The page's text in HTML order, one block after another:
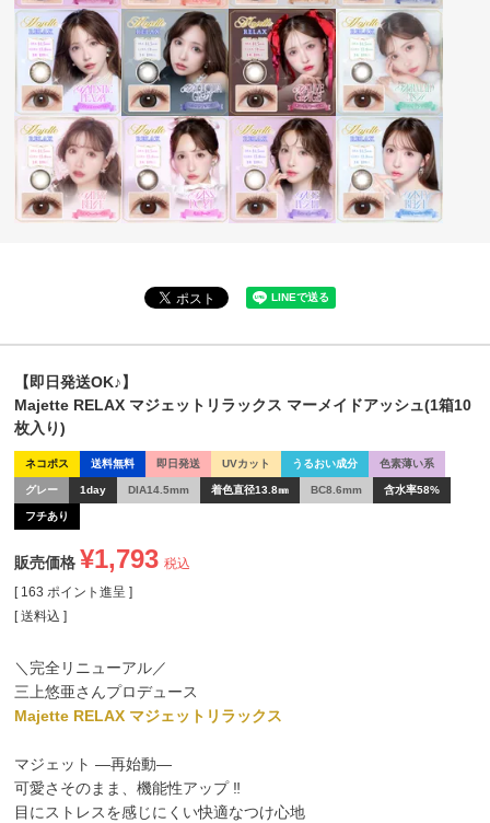
【即日発送OK♪】
Majette RELAX マジェットリラックス マーメイドアッシュ(1箱10
枚入り)
ネコポス 送料無料 即日発送 UVカット うるおい成分 色素薄い系
グレー 1day DIA14.5mm 着色直径13.8㎜ BC8.6mm 含水率58%
フチあり
販売価格 ¥1,793 税込
[ 163 ポイント進呈 ]
送料込
＼完全リニューアル／
三上悠亜さんプロデュース
Majette RELAX マジェットリラックス
マジェット ―再始動―
可愛さそのまま、機能性アップ ‼
目にストレスを感じにくい快適なつけ心地